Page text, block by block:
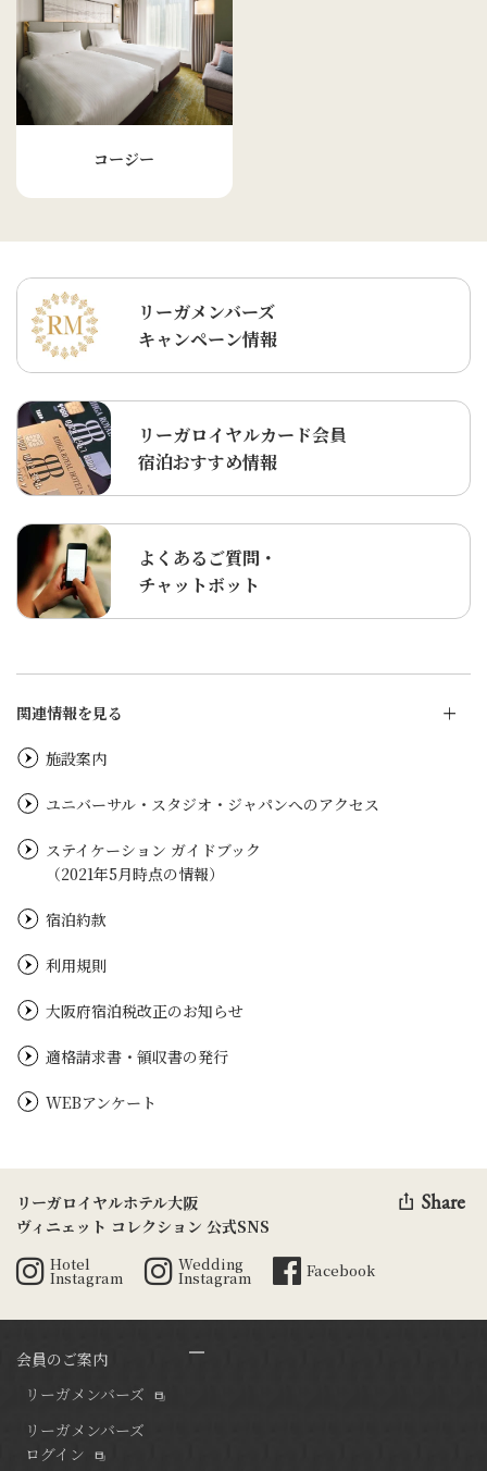
コージー
リーガメンバーズ
キャンペーン情報
リーガロイヤルカード会員
宿泊おすすめ情報
よくあるご質問・
チャットボット
関連情報を見る
施設案内
ユニバーサル・スタジオ・ジャパンへのアクセス
ステイケーション ガイドブック
（2021年5月時点の情報）
宿泊約款
利用規則
大阪府宿泊税改正のお知らせ
適格請求書・領収書の発行
WEBアンケート
リーガロイヤルホテル大阪
ヴィニェット コレクション 公式SNS
Hotel
Instagram
Wedding
Instagram Facebook
Share
会員のご案内
リーガメンバーズ
リーガメンバーズ
ログイン